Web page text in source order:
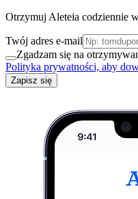
Otrzymuj Aleteia codziennie
Twój adres e-mail
Zgadzam się na
Polityka prywatności, aby
Zapisz się